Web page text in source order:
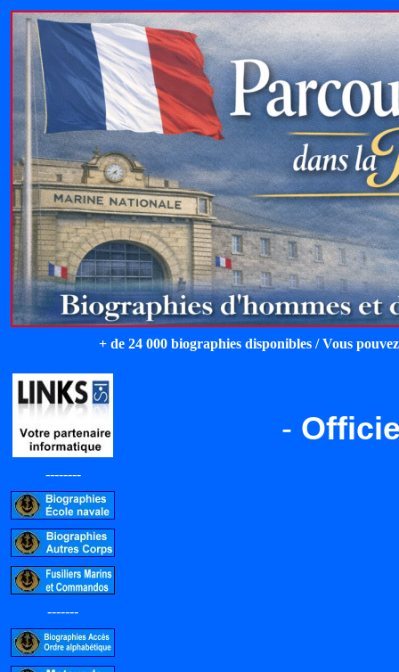
+ de 24 000 biographies disponibles / Vous
--------
-------
-